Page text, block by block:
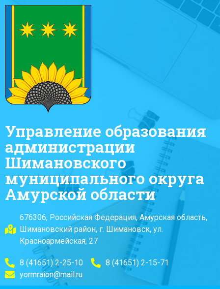
Управление образования
администрации
Шимановского
муниципального округа
Амурской области
676306, Российская Федерация, Амурская область,
Шимановский район, г. Шимановск, ул.
Красноармейская, 27
8 (41651) 2-25-10
8 (41651) 2-15-71
yormraion@mail.ru